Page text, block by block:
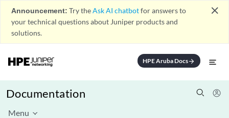
Announcement: Try theAsk AI chatbotfor answers to
your technical questions about Juniper products and
solutions.
close
HPE Aruba Docsarrow_forward
Documentation
Menu